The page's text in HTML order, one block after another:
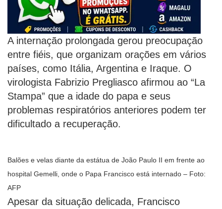
A internação prolongada gerou preocupação
entre fiéis, que organizam orações em vários
países, como Itália, Argentina e Iraque. O
virologista Fabrizio Pregliasco afirmou ao “La
Stampa” que a idade do papa e seus
problemas respiratórios anteriores podem ter
dificultado a recuperação.
Balões e velas diante da estátua de João Paulo II em frente ao
hospital Gemelli, onde o Papa Francisco está internado – Foto:
AFP
Apesar da situação delicada, Francisco